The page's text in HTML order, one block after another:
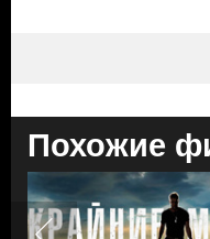
Похожие